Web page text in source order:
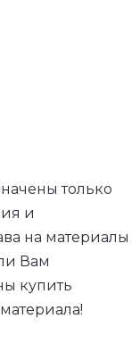
только
и
на материалы
Вам
купить